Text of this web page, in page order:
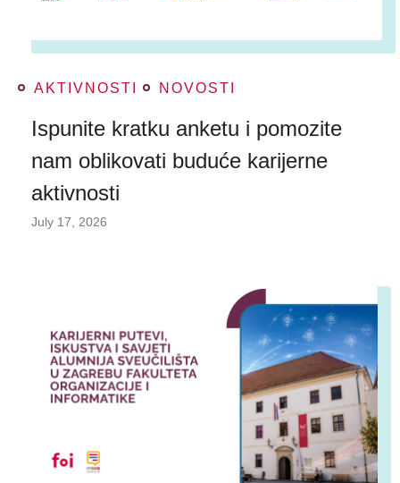
AKTIVNOSTI NOVOSTI
Ispunite kratku anketu i pomozite
nam oblikovati buduće karijerne
aktivnosti
July 17, 2026